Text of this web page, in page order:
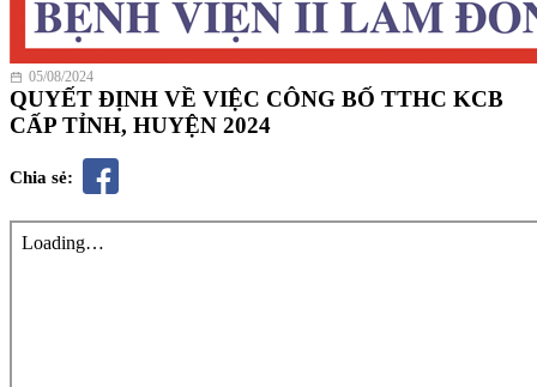
05/08/2024
QUYẾT ĐỊNH VỀ VIỆC CÔNG BỐ TTHC KCB
CẤP TỈNH, HUYỆN 2024
Chia sẻ: